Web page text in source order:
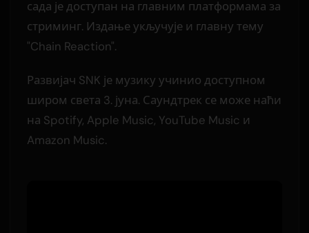
сада је доступан на главним платформама за
стриминг. Издање укључује и главну тему
"Chain Reaction".
Развијач SNK је музику учинио доступном
широм света 3. јуна. Саундтрек се може наћи
на Spotify, Apple Music, YouTube Music и
Amazon Music.